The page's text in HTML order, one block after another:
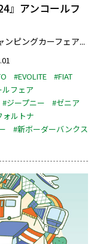
』アンコールフ
ピングカーフェア...
#EVOLITE
#FIAT
フェア
#ジープニー
#ゼニア
ォルトナ
#新ボーダーバンクス